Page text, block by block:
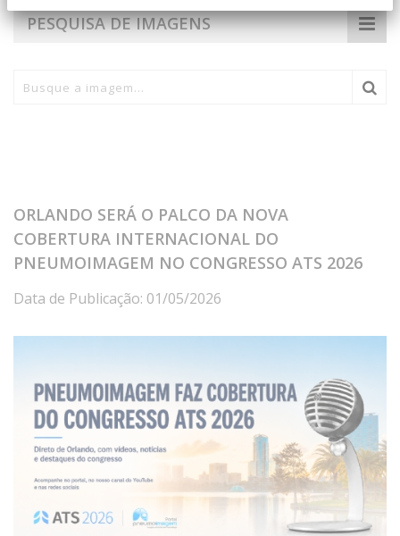
PESQUISA DE IMAGENS
ORLANDO SERÁ O PALCO DA NOVA
COBERTURA INTERNACIONAL DO
PNEUMOIMAGEM NO CONGRESSO ATS 2026
Data de Publicação: 01/05/2026